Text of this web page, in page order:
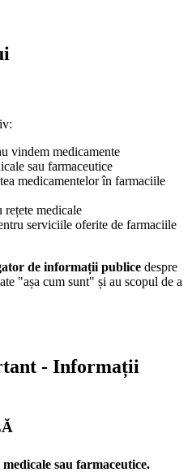
vindem medicamente
sau farmaceutice
medicamentelor în farmaciile
rețete medicale
serviciile oferite de farmaciile
de informații publice despre
"așa cum sunt" și au scopul de a
- Informații
sau farmaceutice.